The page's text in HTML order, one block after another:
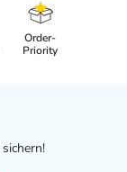
Order-
Priority
sichern!